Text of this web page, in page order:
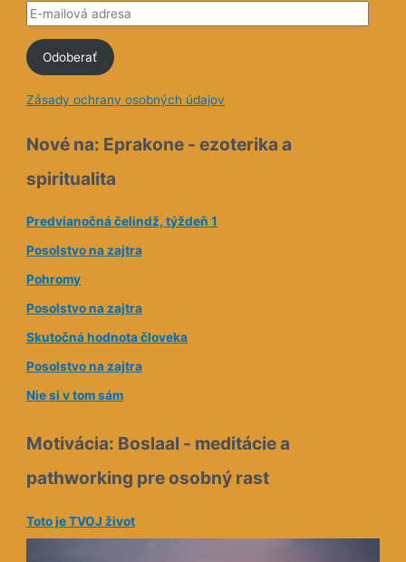
E
m
i
v
a
d
r
e
s
Odoberať
Zásady ochrany osobných údajov
Nové na: Eprakone - ezoterika a
spiritualita
Predvianočná čelindž, týždeň 1
Posolstvo na zajtra
Pohromy
Posolstvo na zajtra
Skutočná hodnota človeka
Posolstvo na zajtra
Nie si v tom sám
Motivácia: Boslaal - meditácie a
pathworking pre osobný rast
Toto je TVOJ život